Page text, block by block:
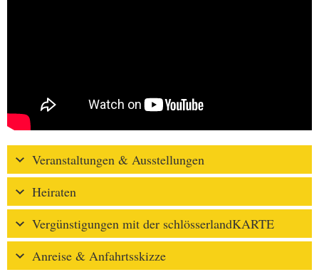
Veranstaltungen & Ausstellungen
Heiraten
Vergünstigungen mit der schlösserlandKARTE
Anreise & Anfahrtsskizze